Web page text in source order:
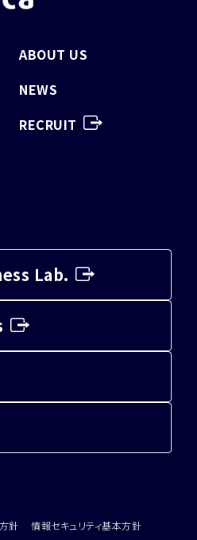
ABOUT US
NEWS
RECRUIT
Lab.
針 情報セキュリティ基本方針